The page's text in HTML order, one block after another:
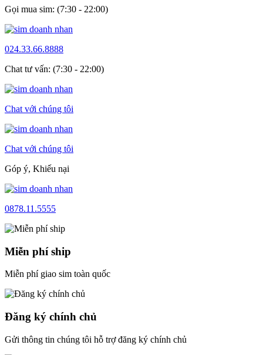
Gọi mua sim: (7:30 - 22:00)
024.33.66.8888
Chat tư vấn: (7:30 - 22:00)
Chat với chúng tôi
Chat với chúng tôi
Góp ý, Khiếu nại
0878.11.5555
Miễn phí ship
Miễn phí giao sim toàn quốc
Đăng ký chính chủ
Gửi thông tin chúng tôi hỗ trợ đăng ký chính chủ